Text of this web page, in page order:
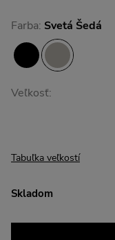
Farba: Svetá Šedá
Veľkosť:
Tabuľka veľkostí
Skladom